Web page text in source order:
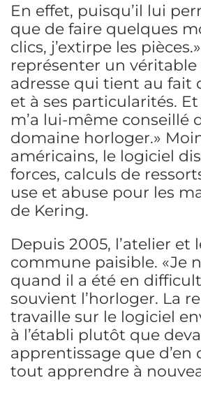
En effet, puisqu’il lui
que de faire quelques
clics, j’extirpe les
représenter un
adresse qui tient au fait
et à ses particularités.
m’a lui-même conseillé
domaine horloger.»
américains, le logiciel
forces, calculs de
use et abuse pour les
de Kering.
Depuis 2005, l’atelier
commune paisible. «Je
quand il a été en
souvient l’horloger. La
travaille sur le logiciel
à l’établi plutôt que
apprentissage que d’en
tout apprendre à